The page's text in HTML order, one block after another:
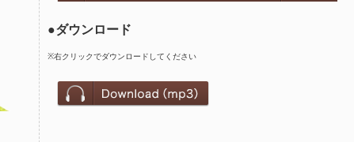
●ダウンロード
※右クリックでダウンロードしてください